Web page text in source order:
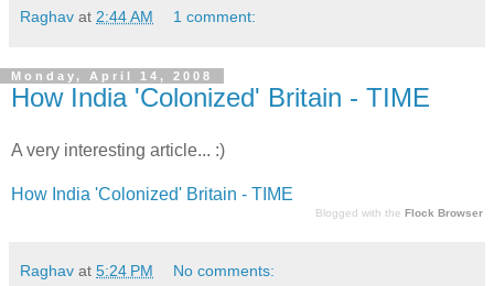
Raghav at 2:44 AM 1 comment:
Monday, April 14, 2008
How India 'Colonized' Britain - TIME
A very interesting article... :)
How India 'Colonized' Britain - TIME
Blogged with the Flock Browser
Raghav at 5:24 PM No comments: